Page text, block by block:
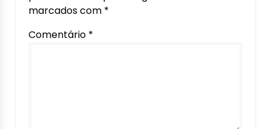
marcados com *
Comentário *